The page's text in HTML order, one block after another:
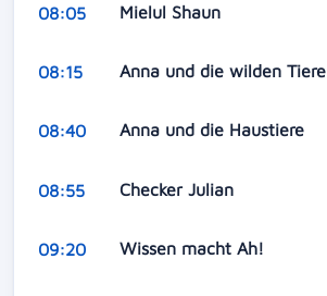
08:05 Mielul Shaun
08:15 Anna und die wilden Tiere
08:40 Anna und die Haustiere
08:55 Checker Julian
09:20 Wissen macht Ah!